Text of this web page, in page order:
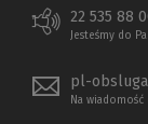
22 535 88
Jesteśmy do
pl-
Na